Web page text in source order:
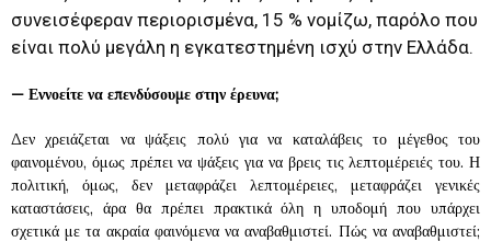
συνεισέφεραν περιορισμένα, 15 % νομίζω, παρόλο που
είναι πολύ μεγάλη η εγκατεστημένη ισχύ στην Ελλάδα.
— Εννοείτε να επενδύσουμε στην έρευνα;
Δεν χρειάζεται να ψάξεις πολύ για να καταλάβεις το μέγεθος του
φαινομένου, όμως πρέπει να ψάξεις για να βρεις τις λεπτομέρειές του. Η
πολιτική, όμως, δεν μεταφράζει λεπτομέρειες, μεταφράζει γενικές
καταστάσεις, άρα θα πρέπει πρακτικά όλη η υποδομή που υπάρχει
σχετικά με τα ακραία φαινόμενα να αναβαθμιστεί. Πώς να αναβαθμιστεί;